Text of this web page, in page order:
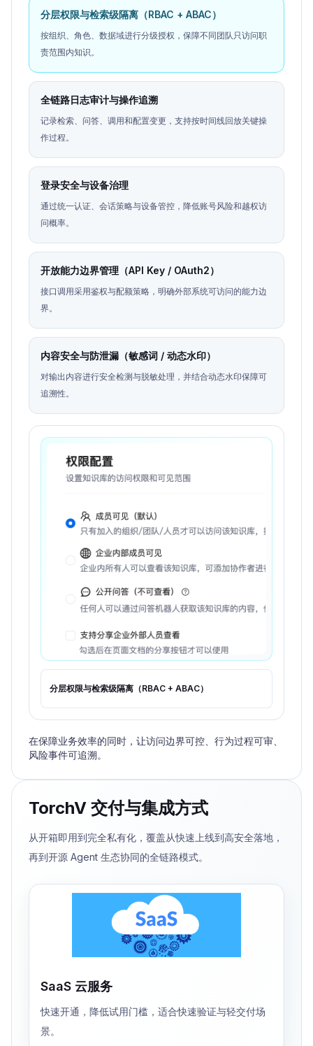
分层权限与检索级隔离（RBAC + ABAC）
全链路日志审计与操作追溯
登录安全与设备治理
开放能力边界管理（API Key / OAuth2）
内容安全与防泄漏（敏感词 / 动态水印）
在保障业务效率的同时，让访问边界可控、行为过程可审、
风险事件可追溯。
TorchV 交付与集成方式
从开箱即用到完全私有化，覆盖从快速上线到高安全落地，
再到开源 Agent 生态协同的全链路模式。
SaaS 云服务
快速开通，降低试用门槛，适合快速验证与轻交付场
景。